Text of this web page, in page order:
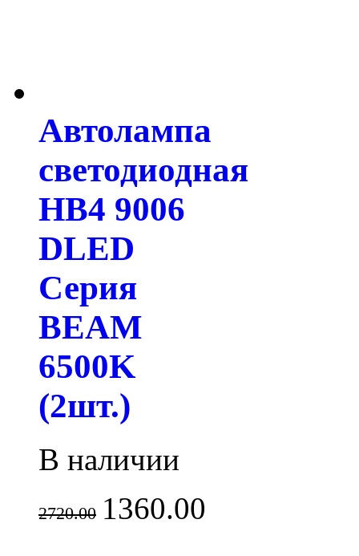
Автолампа
светодиодная
HB4 9006
DLED
Серия
BEAM
6500K
(2шт.)
В наличии
2720.00 1360.00